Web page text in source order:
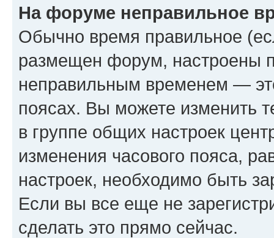
На форуме неправильное
Обычно время правильное
размещен форум, настроены
неправильным временем —
поясах. Вы можете изменить
в группе общих настроек
изменения часового пояса,
настроек, необходимо быть
Если вы все еще не
сделать это прямо сейчас.